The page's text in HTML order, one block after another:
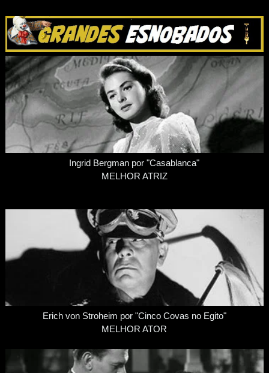
Ingrid Bergman por "Casablanca"
MELHOR ATRIZ
Erich von Stroheim por "Cinco Covas no Egito"
MELHOR ATOR